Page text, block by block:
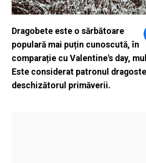
Dragobete este o sărbătoare
populară mai puțin cunoscută, în
comparație cu Valentine's day,
Este considerat patronul
deschizătorul primăverii.